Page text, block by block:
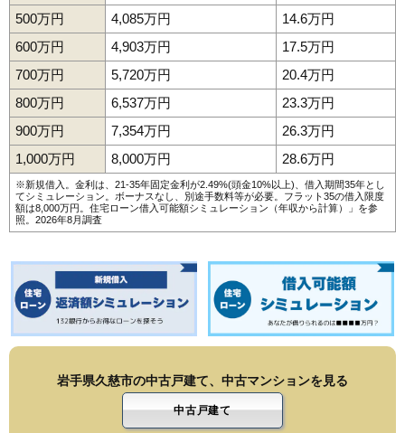
500万円
4,085万円
14.6万円
600万円
4,903万円
17.5万円
700万円
5,720万円
20.4万円
800万円
6,537万円
23.3万円
900万円
7,354万円
26.3万円
1,000万円
8,000万円 28.6万円
※新規借入。金利は、21-35年固定金利が2.49%(頭金10%以上)、借入期間35年とし
てシミュレーション。ボーナスなし、別途手数料等が必要。フラット35の借入限度
額は8,000万円。 住宅ローン借入可能額シミュレーション（年収から計算）
」を参
照。2026年8月調査
岩手県久慈市の中古戸建て、中古マンションを見る
中古戸建て